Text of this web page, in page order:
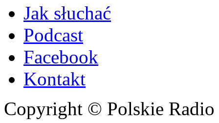
Jak słuchać
Podcast
Facebook
Kontakt
Copyright © Polskie